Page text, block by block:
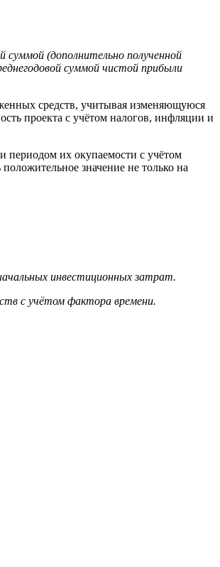
суммой (дополнительно полученной
суммой чистой прибыли
средств, учитывая изменяющуюся
проекта с учётом налогов, инфляции и
периодом их окупаемости с учётом
значение не только на
инвестиционных затрат.
с учётом фактора времени.